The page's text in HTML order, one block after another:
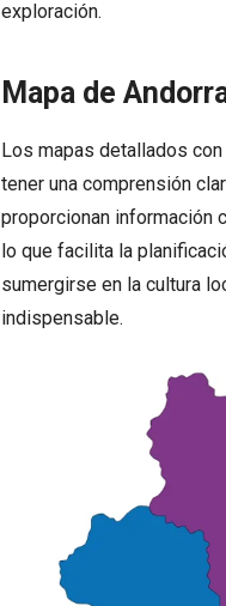
exploración.
Mapa de
Los mapas detallados
tener una comprensión
proporcionan información
lo que facilita la
sumergirse en la cultura
indispensable.